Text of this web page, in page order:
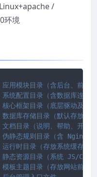
/
环境
用模块目录（含后台、前台
统配置目录（含数据库连接
心框架目录（底层驱动及框
据库存储目录（默认存放
档目录（说明、帮助、开发
静态规则目录（含 Nginx/
行时目录（存放系统缓存、
态资源目录（系统 JS/CSS
板主题目录（存放网站前端